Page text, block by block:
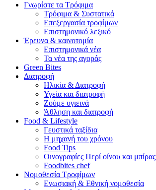
Γνωρίστε τα Τρόφιμα
Τρόφιμα & Συστατικά
Επεξεργασία τροφίμων
Επιστημονικό λεξικό
Έρευνα & καινοτομία
Επιστημονικά νέα
Τα νέα της αγοράς
Green Bites
Διατροφή
Ηλικία & Διατροφή
Υγεία και διατροφή
Ζούμε υγιεινά
Άθληση και διατροφή
Food & Lifestyle
Γευστικά ταξίδια
Η μηχανή του χρόνου
Food Tips
Οινογραφίες Περί οίνου και μπίρας
Foodbites chef
Νομοθεσία Τροφίμων
Ενωσιακή & Εθνική νομοθεσία